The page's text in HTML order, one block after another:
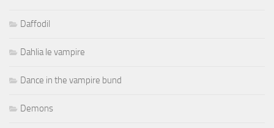
Daffodil
Dahlia le vampire
Dance in the vampire bund
Demons